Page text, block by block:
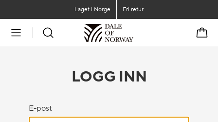
Laget i Norge Fri retur
LOGG INN
E-post